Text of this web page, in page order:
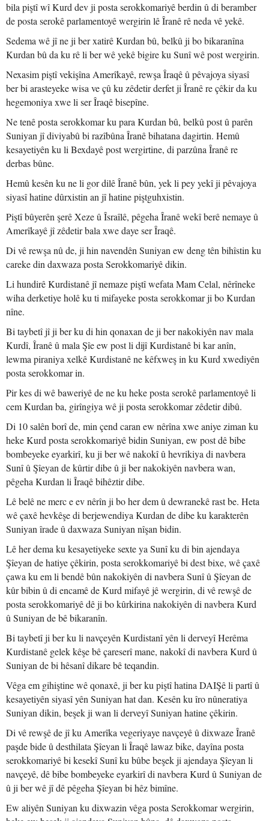
bila piştî wî Kurd dev ji posta serokkomariyê berdin û di beramber
de posta serokê parlamentoyê wergirin lê Îranê rê neda vê yekê.
Sedema wê jî ne ji ber xatirê Kurdan bû, belkû ji bo bikaranîna
Kurdan bû da ku rê li ber wê yekê bigire ku Sunî wê post wergirin.
Nexasim piştî vekişîna Amerîkayê, rewşa Îraqê û pêvajoya siyasî
ber bi arasteyeke wisa ve çû ku zêdetir derfet ji Îranê re çêkir da ku
hegemoniya xwe li ser Îraqê bisepîne.
Ne tenê posta serokkomar ku para Kurdan bû, belkû post û parên
Suniyan jî diviyabû bi razîbûna Îranê bihatana dagirtin. Hemû
kesayetiyên ku li Bexdayê post wergirtine, di parzûna Îranê re
derbas bûne.
Hemû kesên ku ne li gor dilê Îranê bûn, yek li pey yekî ji pêvajoya
siyasî hatine dûrxistin an jî hatine piştguhxistin.
Piştî bûyerên şerê Xeze û Îsraîlê, pêgeha Îranê wekî berê nemaye û
Amerîkayê jî zêdetir bala xwe daye ser Îraqê.
Di vê rewşa nû de, ji hin navendên Suniyan ew deng tên bihîstin ku
careke din daxwaza posta Serokkomariyê dikin.
Li hundirê Kurdistanê jî nemaze piştî wefata Mam Celal, nêrîneke
wiha derketiye holê ku ti mifayeke posta serokkomar ji bo Kurdan
nîne.
Bi taybetî jî ji ber ku di hin qonaxan de ji ber nakokiyên nav mala
Kurdî, Îranê û mala Şîe ew post li dijî Kurdistanê bi kar anîn,
lewma piraniya xelkê Kurdistanê ne kêfxweş in ku Kurd xwediyên
posta serokkomar in.
Pir kes di wê baweriyê de ne ku heke posta serokê parlamentoyê li
cem Kurdan ba, girîngiya wê ji posta serokkomar zêdetir dibû.
Di 10 salên borî de, min çend caran ew nêrîna xwe aniye ziman ku
heke Kurd posta serokkomariyê bidin Suniyan, ew post dê bibe
bombeyeke eyarkirî, ku ji ber wê nakokî û hevrikiya di navbera
Sunî û Şîeyan de kûrtir dibe û ji ber nakokiyên navbera wan,
pêgeha Kurdan li Îraqê bihêztir dibe.
Lê belê ne merc e ev nêrîn ji bo her dem û dewranekê rast be. Heta
wê çaxê hevkêşe di berjewendiya Kurdan de dibe ku karakterên
Suniyan îrade û daxwaza Suniyan nîşan bidin.
Lê her dema ku kesayetiyeke sexte ya Sunî ku di bin ajendaya
Şîeyan de hatiye çêkirin, posta serokkomariyê bi dest bixe, wê çaxê
çawa ku em li bendê bûn nakokiyên di navbera Sunî û Şîeyan de
kûr bibin û di encamê de Kurd mifayê jê wergirin, di vê rewşê de
posta serokkomariyê dê ji bo kûrkirina nakokiyên di navbera Kurd
û Suniyan de bê bikaranîn.
Bi taybetî ji ber ku li navçeyên Kurdistanî yên li derveyî Herêma
Kurdistanê gelek kêşe bê çareserî mane, nakokî di navbera Kurd û
Suniyan de bi hêsanî dikare bê teqandin.
Vêga em gihiştine wê qonaxê, ji ber ku piştî hatina DAIŞê li partî û
kesayetiyên siyasî yên Suniyan hat dan. Kesên ku îro nûneratiya
Suniyan dikin, beşek ji wan li derveyî Suniyan hatine çêkirin.
Di vê rewşê de jî ku Amerîka vegeriyaye navçeyê û dixwaze Îranê
paşde bide û desthilata Şîeyan li Îraqê lawaz bike, dayîna posta
serokkomariyê bi kesekî Sunî ku bûbe beşek ji ajendaya Şîeyan li
navçeyê, dê bibe bombeyeke eyarkirî di navbera Kurd û Suniyan de
û ji ber wê jî dê pêgeha Şîeyan bi hêz bimîne.
Ew aliyên Suniyan ku dixwazin vêga posta Serokkomar wergirin,